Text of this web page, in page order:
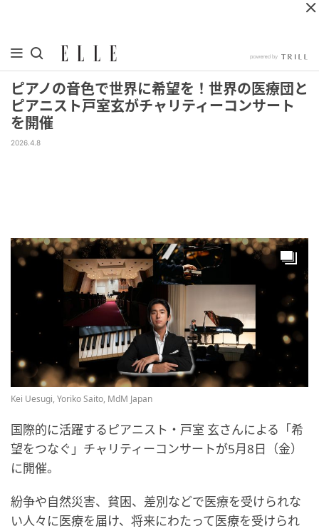
ピアノの音色で世界に希望を！世界の医療団と
ピアニスト戸室玄がチャリティーコンサート
を開催
2026.4.8
Kei Uesugi, Yoriko Saito, MdM Japan
国際的に活躍するピアニスト・戸室 玄さんによる「希
望をつなぐ」チャリティーコンサートが5月8日（金）
に開催。
紛争や自然災害、貧困、差別などで医療を受けられな
い人々に医療を届け、将来にわたって医療を受けられ